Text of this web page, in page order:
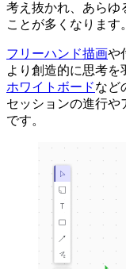
考え抜かれ、あらゆ
ことが多くなります。
フリーハンド描画や
より創造的に思考を
ホワイトボードなど
セッションの進行や
です。